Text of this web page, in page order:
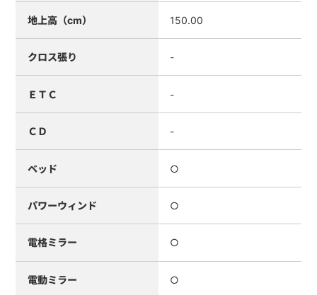
地上高（cm） 150.00
クロス張り -
ＥＴＣ -
ＣＤ -
ベッド ○
パワーウィンド ○
電格ミラー ○
電動ミラー ○